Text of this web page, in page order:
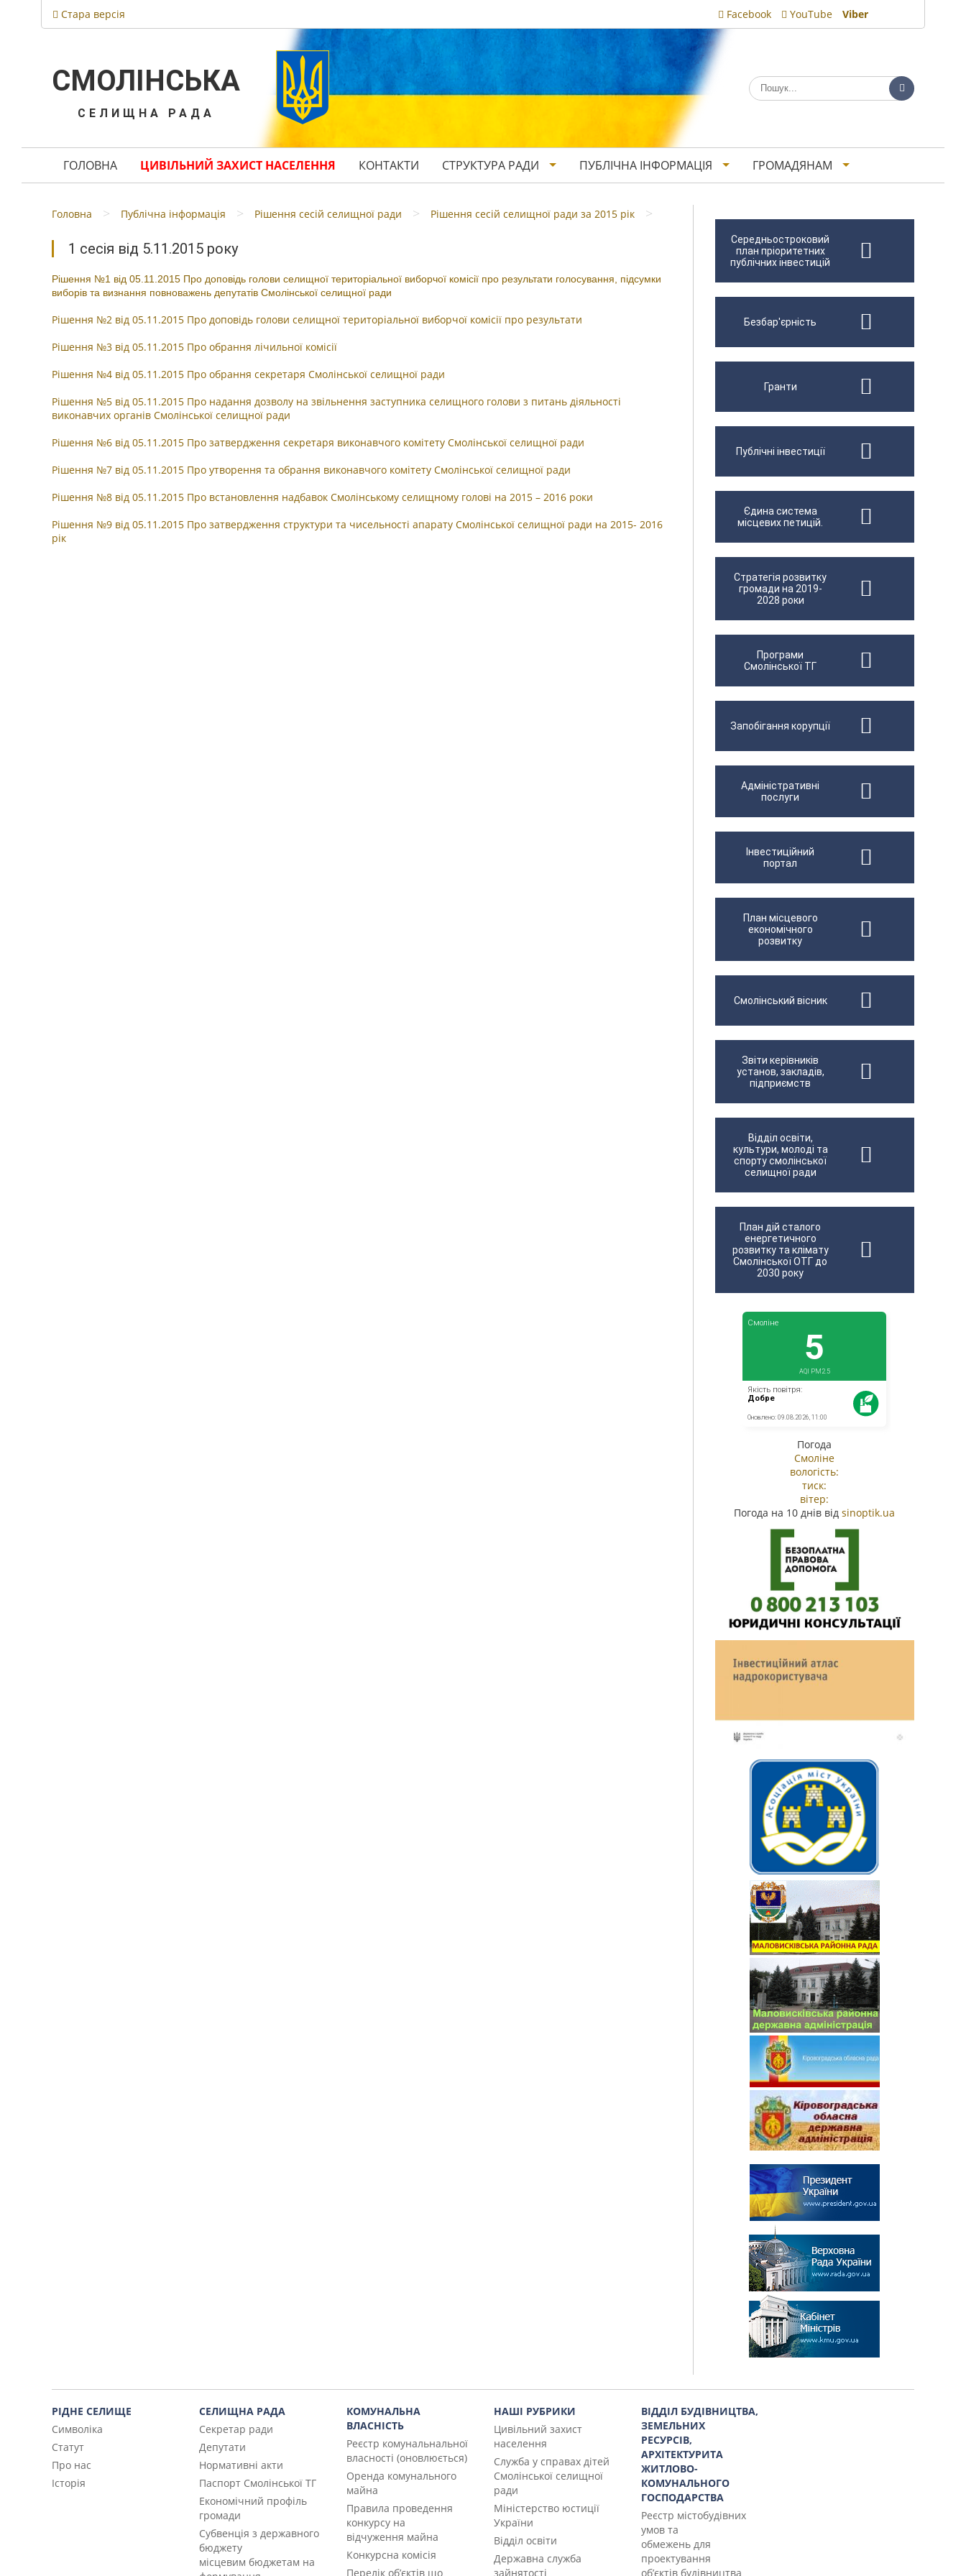
Стара версія Facebook YouTube Viber
СМОЛІНСЬКА
СЕЛИЩНА РАДА
ГОЛОВНА ЦИВІЛЬНИЙ ЗАХИСТ НАСЕЛЕННЯ КОНТАКТИ СТРУКТУРА РАДИ ПУБЛІЧНА ІНФОРМАЦІЯ ГРОМАДЯНАМ
Головна > Публічна інформація > Рішення сесій селищної ради > Рішення сесій селищної ради за 2015 рік >
1 сесія від 5.11.2015 року
Рішення №1 від 05.11.2015 Про доповідь голови селищної територіальної виборчої комісії про результати голосування, підсумки
виборів та визнання повноважень депутатів Смолінської селищної ради
Рішення №2 від 05.11.2015 Про доповідь голови селищної територіальної виборчої комісії про результати
Рішення №3 від 05.11.2015 Про обрання лічильної комісії
Рішення №4 від 05.11.2015 Про обрання секретаря Смолінської селищної ради
Рішення №5 від 05.11.2015 Про надання дозволу на звільнення заступника селищного голови з питань діяльності
виконавчих органів Смолінської селищної ради
Рішення №6 від 05.11.2015 Про затвердження секретаря виконавчого комітету Смолінської селищної ради
Рішення №7 від 05.11.2015 Про утворення та обрання виконавчого комітету Смолінської селищної ради
Рішення №8 від 05.11.2015 Про встановлення надбавок Смолінському селищному голові на 2015 – 2016 роки
Рішення №9 від 05.11.2015 Про затвердження структури та чисельності апарату Смолінської селищної ради на 2015- 2016
рік
Середньостроковий
план пріоритетних
публічних інвестицій
Безбар'єрність
Гранти
Публічні інвестиції
Єдина система
місцевих петицій.
Стратегія розвитку
громади на 2019-
2028 роки
Програми
Смолінської ТГ
Запобігання корупції
Адміністративні
послуги
Інвестиційний
портал
План місцевого
економічного
розвитку
Смолінський вісник
Звіти керівників
установ, закладів,
підприємств
Відділ освіти,
культури, молоді та
спорту смолінської
селищної ради
План дій сталого
енергетичного
розвитку та клімату
Смолінської ОТГ до
2030 року
Погода
Смоліне
вологість:
тиск:
вітер:
Погода на 10 днів відsinoptik.ua
РІДНЕ СЕЛИЩЕ
Символіка
Статут
Про нас
Історія
СЕЛИЩНА РАДА
Секретар ради
Депутати
Нормативні акти
Паспорт Смолінської ТГ
Економічний профіль
громади
Субвенція з державного
бюджету
місцевим бюджетам на
КОМУНАЛЬНА
ВЛАСНІСТЬ
Реєстр комунальнальної
власності (оновлюється)
Оренда комунального
майна
Правила проведення
конкурсу на
відчуження майна
Конкурсна комісія
Перелік об’єктів що
НАШІ РУБРИКИ
Цивільний захист
населення
Служба у справах дітей
Смолінської селищної
ради
Міністерство юстиції
України
Відділ освіти
Державна служба
зайнятості
ВІДДІЛ БУДІВНИЦТВА,
ЗЕМЕЛЬНИХ
РЕСУРСІВ,
АРХІТЕКТУРИТА
ЖИТЛОВО-
КОМУНАЛЬНОГО
ГОСПОДАРСТВА
Реєстр містобудівних
умов та
обмежень для
проектування
об’єктів будівництва